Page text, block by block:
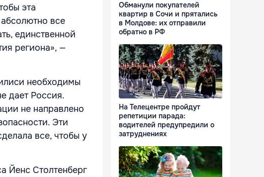
эта
все
единственной
региона», —
необходимы
дает Россия.
не направлено
Эти
все, чтобы у
Йенс Столтенберг
Обманули покупателей
квартир в Сочи и прятались
в Молдове: их отправили
обратно в РФ
На Телецентре пройдут
репетиции парада:
водителей предупредили о
затруднениях